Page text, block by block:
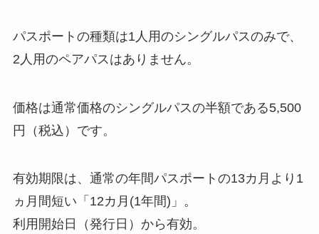
パスポートの種類は1人用のシングルパスのみで、
2人用のペアパスはありません。
価格は通常価格のシングルパスの半額である5,500
円（税込）です。
有効期限は、通常の年間パスポートの13カ月より1
ヵ月間短い「12カ月(1年間)」。
利用開始日（発行日）から有効。